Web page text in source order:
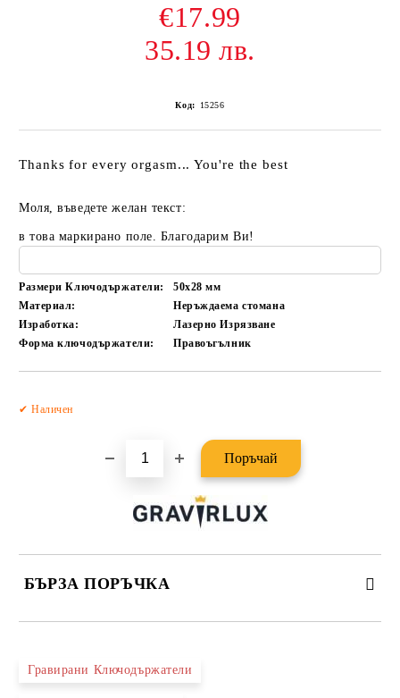
€17.99
35.19 лв.
Код: 15256
Thanks for every orgasm... You're the best
Моля, въведете желан текст:
в това маркирано поле. Благодарим Ви!
Размери Ключодържатели: 50x28мм
Материал:
Неръждаема стомана
Изработка:
Лазерно Изрязване
Форма ключодържатели:
Правоъгълник
✔ Наличен
БЪРЗА ПОРЪЧКА
Гравирани Ключодържатели